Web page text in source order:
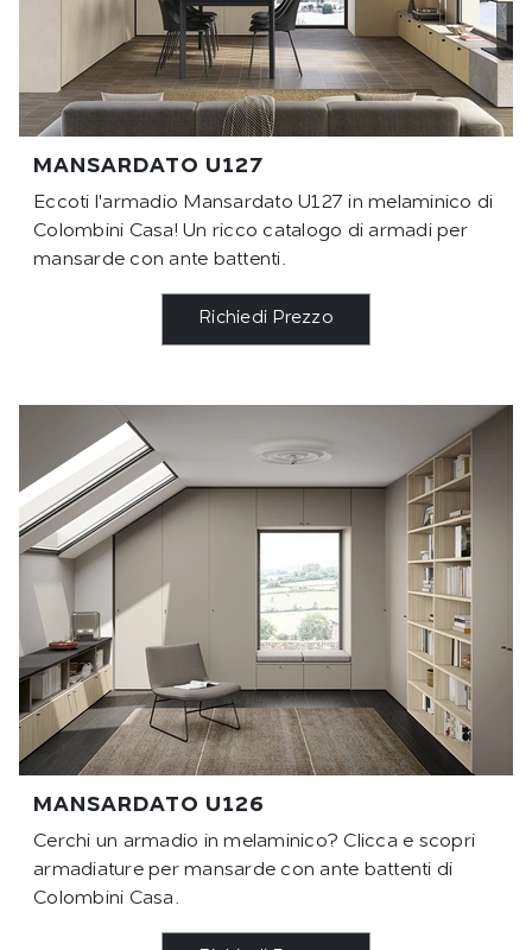
MANSARDATO U127
Eccoti l'armadio Mansardato U127 in melaminico di
Colombini Casa! Un ricco catalogo di armadi per
mansarde con ante battenti.
Richiedi Prezzo
MANSARDATO U126
Cerchi un armadio in melaminico? Clicca e scopri
armadiature per mansarde con ante battenti di
Colombini Casa.